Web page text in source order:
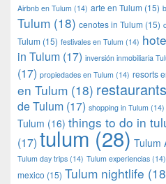
Airbnb en Tulum (14) arte en Tulum (15)
Tulum (18) cenotes in Tulum (15)
Tulum (15) festivales en Tulum (14)
in Tulum (17) inversión inmobiliaria
(17) propiedades en Tulum (14) resorts
en Tulum (18)
de Tulum (17) shopping in Tulum (14)
Tulum (16) things to do in
(17) tulum(28) Tulum
Tulum day trips (14) Tulum experiencias (14)
mexico (15) Tulum nightlife